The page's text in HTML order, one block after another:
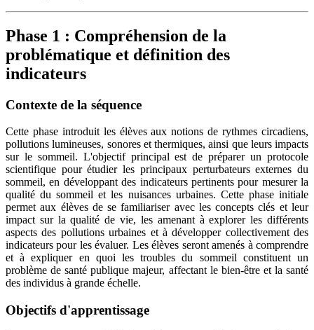
Phase 1 : Compréhension de la
problématique et définition des
indicateurs
Contexte de la séquence
Cette phase introduit les élèves aux notions de rythmes circadiens,
pollutions lumineuses, sonores et thermiques, ainsi que leurs impacts
sur le sommeil. L'objectif principal est de préparer un protocole
scientifique pour étudier les principaux perturbateurs externes du
sommeil, en développant des indicateurs pertinents pour mesurer la
qualité du sommeil et les nuisances urbaines. Cette phase initiale
permet aux élèves de se familiariser avec les concepts clés et leur
impact sur la qualité de vie, les amenant à explorer les différents
aspects des pollutions urbaines et à développer collectivement des
indicateurs pour les évaluer. Les élèves seront amenés à comprendre
et à expliquer en quoi les troubles du sommeil constituent un
problème de santé publique majeur, affectant le bien-être et la santé
des individus à grande échelle.
Objectifs d'apprentissage